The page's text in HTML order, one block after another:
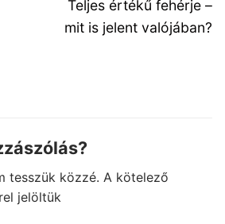
post:
Teljes értékű fehérje –
mit is jelent valójában?
tesszük közzé. A kötelező
jelöltük